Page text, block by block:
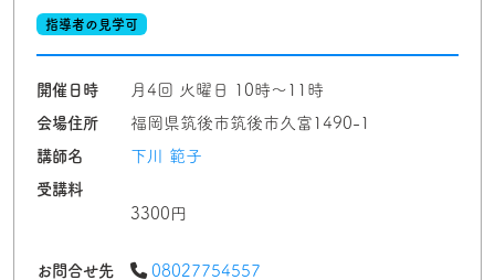
指導者の見学可
開催日時
月4回 火曜日 10時〜11時
会場住所
福岡県筑後市筑後市久富1490-1
講師名
下川 範子
受講料
3300円
お問合せ先
08027754557